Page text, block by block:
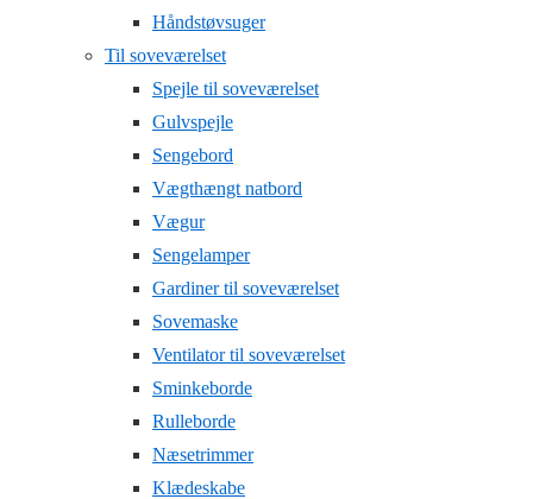
Håndstøvsuger
Til soveværelset
Spejle til soveværelset
Gulvspejle
Sengebord
Vægthængt natbord
Vægur
Sengelamper
Gardiner til soveværelset
Sovemaske
Ventilator til soveværelset
Sminkeborde
Rulleborde
Næsetrimmer
Klædeskabe